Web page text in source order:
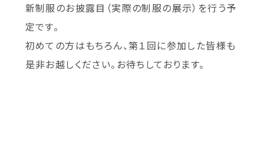
新制服のお披露目（実際の制服の展示）を行う予
定です。
初めての方はもちろん、第１回に参加した皆様も
是非お越しください。お待ちしております。